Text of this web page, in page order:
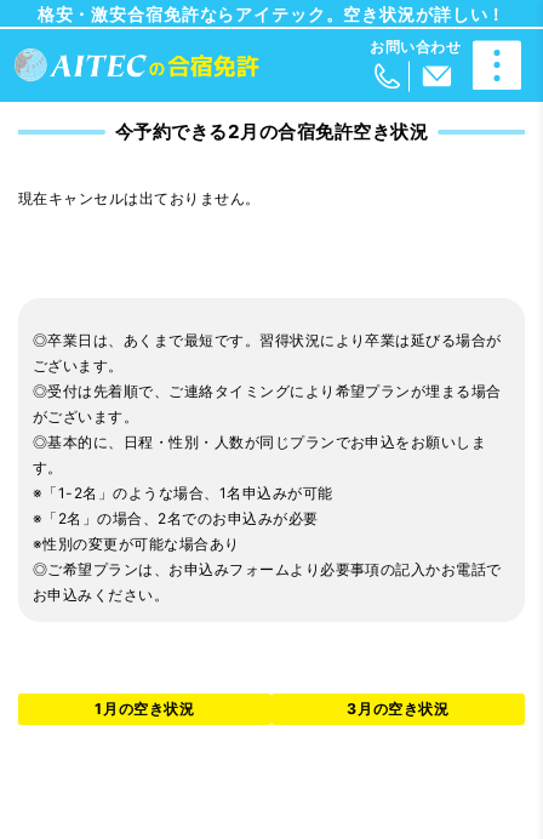
格安・激安合宿免許ならアイテック。空き状況が詳しい！
今予約できる2月の合宿免許空き状況
現在キャンセルは出ておりません。
◎卒業日は、あくまで最短です。習得状況により卒業は延びる場合が
ございます。
◎受付は先着順で、ご連絡タイミングにより希望プランが埋まる場合
がございます。
◎基本的に、日程・性別・人数が同じプランでお申込をお願いしま
す。
※「1-2名」のような場合、1名申込みが可能
※「2名」の場合、2名でのお申込みが必要
※性別の変更が可能な場合あり
◎ご希望プランは、お申込みフォームより必要事項の記入かお電話で
お申込みください。
1月の空き状況 3月の空き状況